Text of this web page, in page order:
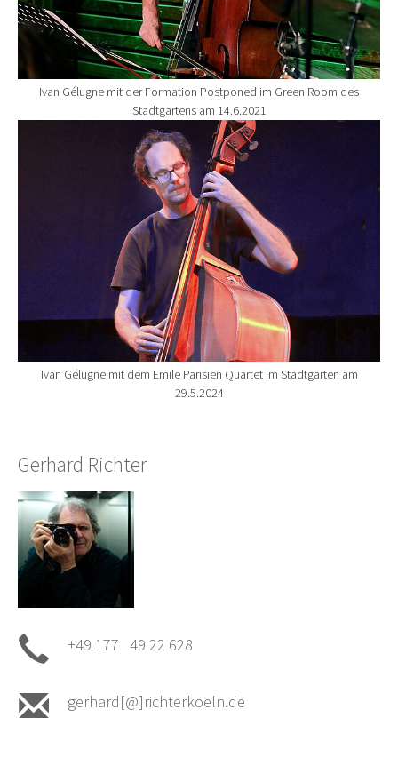
Ivan Gélugne mit der Formation Postponed im Green Room des
Stadtgartens am 14.6.2021
Show larger version for:
Ivan Gélugne mit dem Emile Parisien Quartet im Stadtgarten am
29.5.2024
Gerhard Richter
+49 177 49 22 628
gerhard[@]richterkoeln.de